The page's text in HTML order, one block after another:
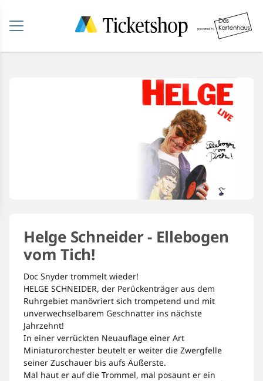
Helge Schneider - Ellebogen
vom Tich!
Doc Snyder trommelt wieder!
HELGE SCHNEIDER, der Perückenträger aus dem
Ruhrgebiet manövriert sich trompetend und mit
unverwechselbarem Geschnatter ins nächste
Jahrzehnt!
In einer verrückten Neuauflage einer Art
Miniaturorchester beutelt er weiter die Zwergfelle
seiner Zuschauer bis aufs Äußerste.
Mal haut er auf die Trommel, mal posaunt er ein